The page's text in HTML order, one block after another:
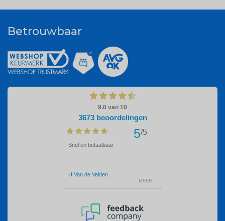
Betrouwbaar